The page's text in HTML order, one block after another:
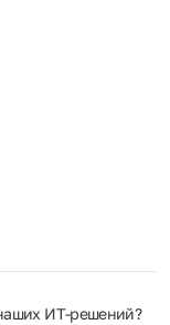
ИТ‑решений?